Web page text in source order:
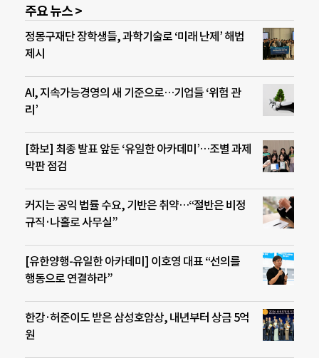
주요 뉴스 >
정몽구재단 장학생들, 과학기술로 ‘미래 난제’ 해법
제시
AI, 지속가능경영의 새 기준으로…기업들 ‘위험 관
리’
[화보] 최종 발표 앞둔 ‘유일한 아카데미’…조별 과제
막판 점검
커지는 공익 법률 수요, 기반은 취약…“절반은 비정
규직·나홀로 사무실”
[유한양행-유일한 아카데미] 이호영 대표 “선의를
행동으로 연결하라”
한강·허준이도 받은 삼성호암상, 내년부터 상금 5억
원